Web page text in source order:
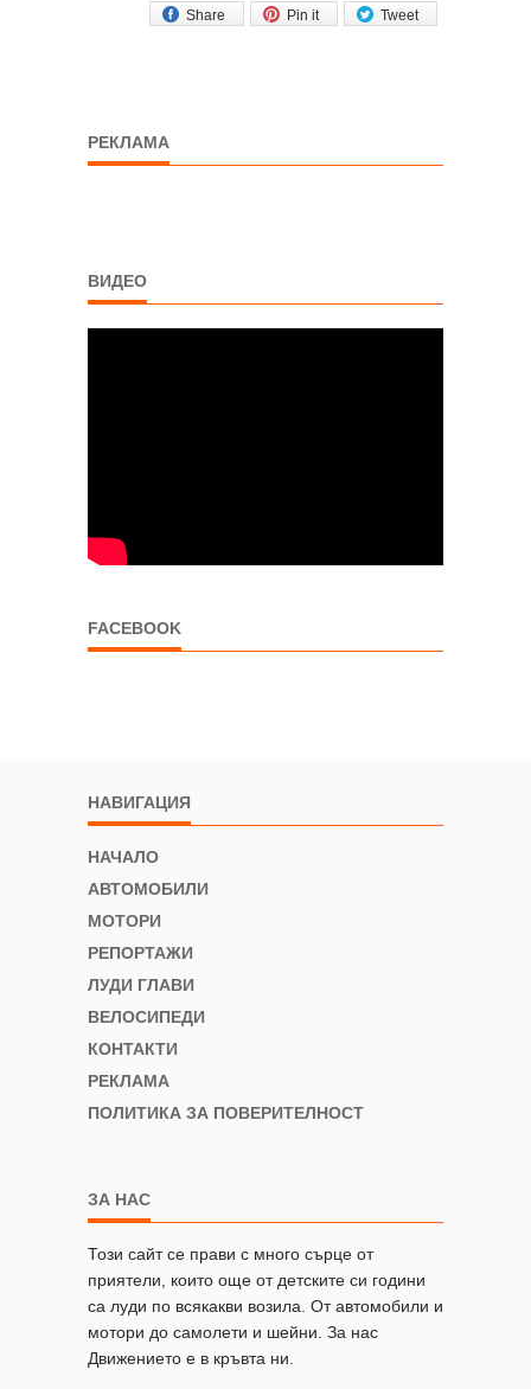
Tweet
Pin it
Share
РЕКЛАМА
ВИДЕО
FACEBOOK
НАВИГАЦИЯ
НАЧАЛО
АВТОМОБИЛИ
МОТОРИ
РЕПОРТАЖИ
ЛУДИ ГЛАВИ
ВЕЛОСИПЕДИ
КОНТАКТИ
РЕКЛАМА
ПОЛИТИКА ЗА ПОВЕРИТЕЛНОСТ
ЗА НАС
Този сайт се прави с много сърце от
приятели, които още от детските си години
са луди по всякакви возила. От автомобили и
мотори до самолети и шейни. За нас
Движението е в кръвта ни.